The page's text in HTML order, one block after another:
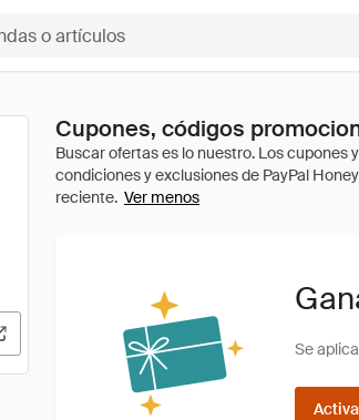
Cupones, códigos
Ver menos
Se